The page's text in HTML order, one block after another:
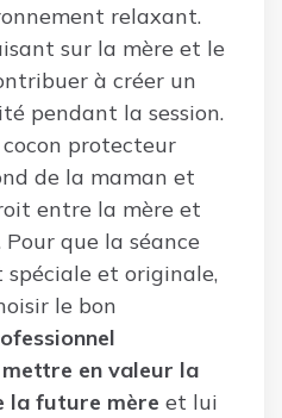
relaxant.
sur la mère et le
à créer un
pendant la session.
protecteur
de la maman et
entre la mère et
que la séance
et originale,
le bon
en valeur la
la future mère et lui